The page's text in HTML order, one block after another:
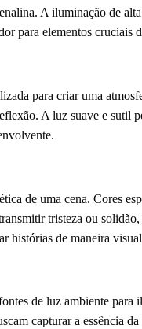
A iluminação de
para elementos cruciais
para criar uma
A luz suave e sutil
de uma cena. Cores
tristeza ou
histórias de maneira
de luz ambiente para
capturar a essência